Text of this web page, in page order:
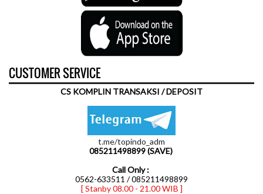
CUSTOMER SERVICE
CS KOMPLIN TRANSAKSI / DEPOSIT
t.me/topindo_adm
085211498899 (SAVE)
Call Only :
0562-633511 / 085211498899
[ Stanby 08.00 - 21.00 WIB ]